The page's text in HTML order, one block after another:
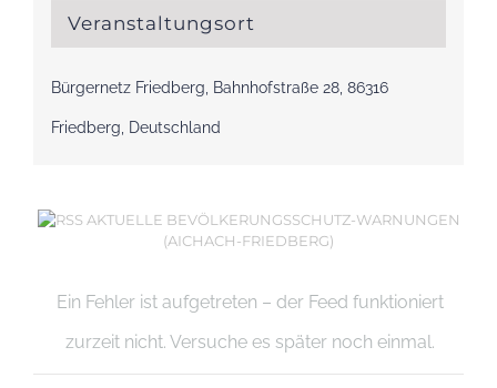
Veranstaltungsort
Bürgernetz Friedberg, Bahnhofstraße 28, 86316
Friedberg, Deutschland
AKTUELLE BEVÖLKERUNGSSCHUTZ-WARNUNGEN
(AICHACH-FRIEDBERG)
Ein Fehler ist aufgetreten – der Feed funktioniert
zurzeit nicht. Versuche es später noch einmal.